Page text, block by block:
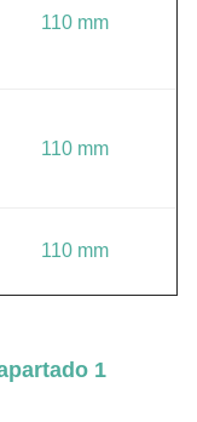
110 mm
110 mm
110 mm
1